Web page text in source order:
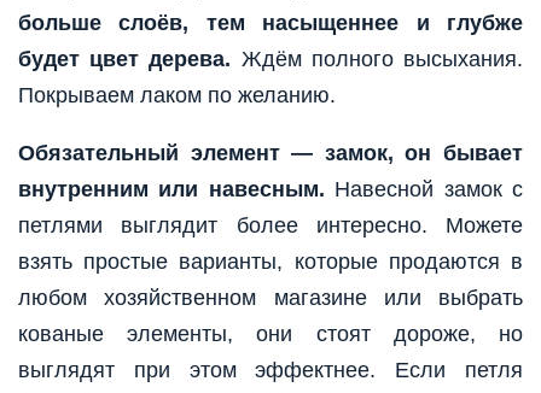
больше слоёв, тем насыщеннее и глубже
будет цвет дерева. Ждём полного высыхания.
Покрываем лаком по желанию.
Обязательный элемент — замок, он бывает
внутренним или навесным. Навесной замок с
петлями выглядит более интересно. Можете
взять простые варианты, которые продаются в
любом хозяйственном магазине или выбрать
кованые элементы, они стоят дороже, но
выглядят при этом эффектнее. Если петля